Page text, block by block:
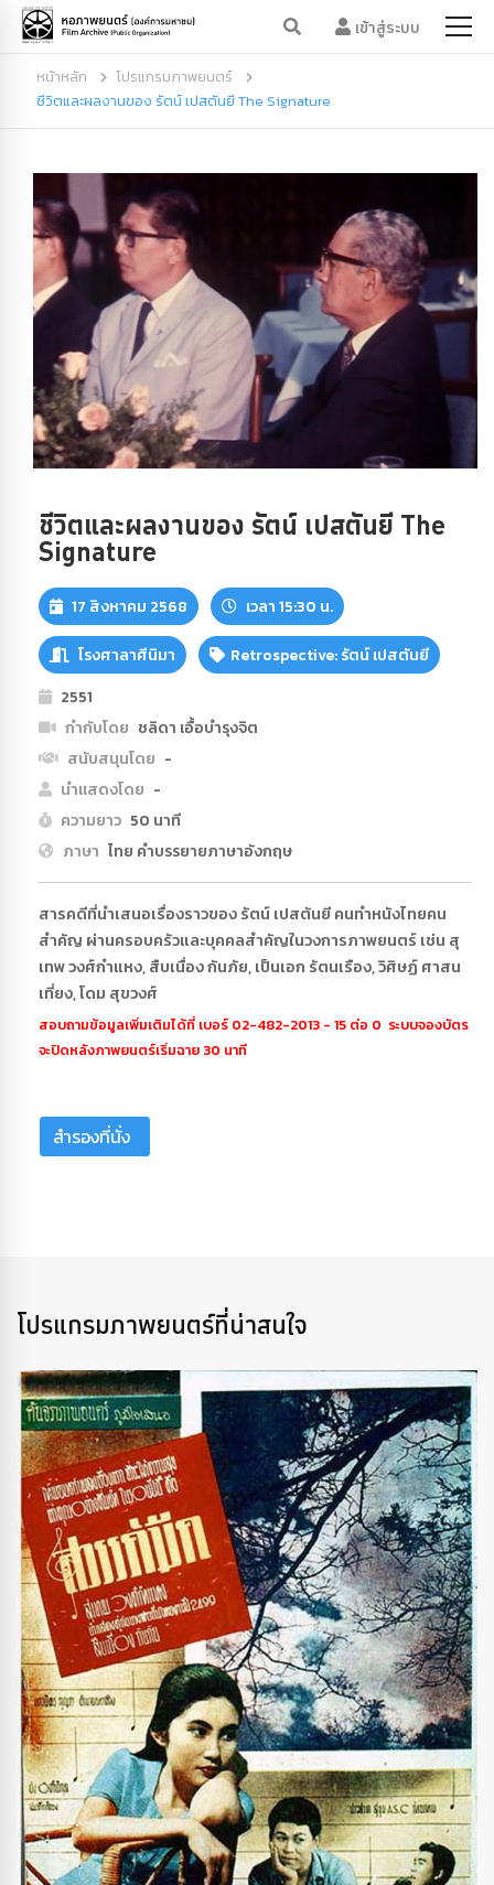
เข้าสู่ระบบ
หน้าหลัก
โปรแกรมภาพยนตร์
ชีวิตและผลงานของ รัตน์ เปสตันยี The Signature
ชีวิตและผลงานของ รัตน์ เปสตันยี The
Signature
17 สิงหาคม 2568 เวลา 15:30 น.
โรงศาลาศีนิมา
Retrospective: รัตน์ เปสตันยี
2551
กำกับโดย ชลิดา เอื้อบำรุงจิต
สนับสนุนโดย -
นำแสดงโดย -
ความยาว 50 นาที
ภาษา ไทย คำบรรยายภาษาอังกฤษ
สารคดีที่นำเสนอเรื่องราวของ รัตน์ เปสตันยี คนทำหนังไทยคน
สำคัญ ผ่านครอบครัวและบุคคลสำคัญในวงการภาพยนตร์ เช่น สุ
เทพ วงศ์กำแหง, สืบเนื่อง กันภัย, เป็นเอก รัตนเรือง, วิศิษฏ์ ศาสน
เที่ยง, โดม สุขวงศ์
สอบถามข้อมูลเพิ่มเติมได้ที่ เบอร์ 02-482-2013 - 15 ต่อ 0 ระบบจองบัตร
จะปิดหลังภาพยนตร์เริ่มฉาย 30 นาที
สำรองที่นั่ง
โปรแกรมภาพยนตร์ที่น่าสนใจ